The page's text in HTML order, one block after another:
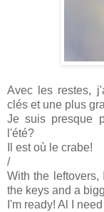
Avec les restes,
clés et une plus
Je suis presque
l'été?
Il est où le crabe!
/
With the
the keys and a
I'm ready! Al I